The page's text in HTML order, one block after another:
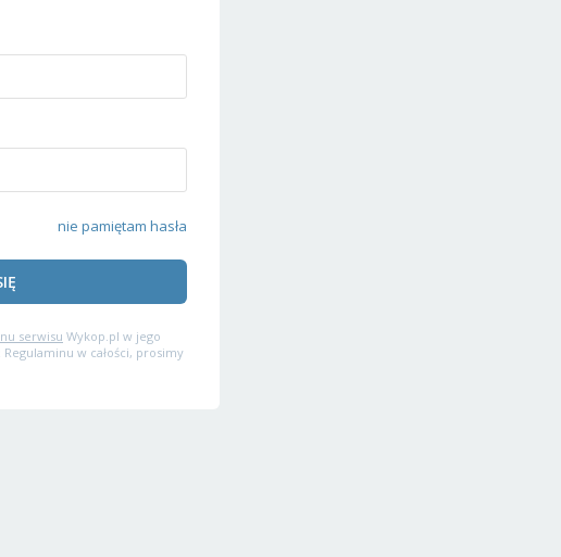
nie pamiętam hasła
serwisu Wykop.pl w jego
w całości, prosimy